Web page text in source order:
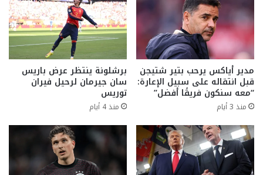
مدير أياكس يرحب بتير شتيجن
قبل انتقاله على سبيل الإعارة:
“معه سنكون فريقًا أفضل”
منذ 3 أيام
برشلونة ينتظر عرض باريس
سان جيرمان لرحيل فيران
توريس
منذ 4 أيام